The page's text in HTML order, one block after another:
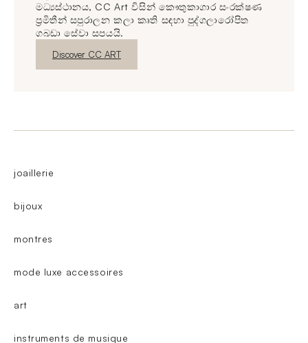
මධ්‍යස්ථානය, CC Art විසින් කෞතුකාගාර සංරක්ෂණ
ප්‍රමිතීන් සපුරාලන කලා කෘති සඳහා පුද්ගලාරෝපිත
ගබඩා සේවා සපයයි.
නව කවුළුව
Discover CC ART
joaillerie
bijoux
montres
mode luxe accessoires
art
instruments de musique